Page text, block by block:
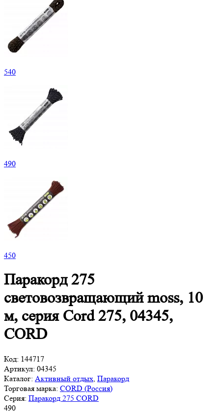
540
490
450
Паракорд 275
световозвращающий moss, 10
м, серия Cord 275, 04345,
CORD
Код: 144717
Артикул: 04345
Каталог: Активный отдых Паракорд
Торговая марка: CORD (Россия)
Серия: Паракорд 275 CORD
490